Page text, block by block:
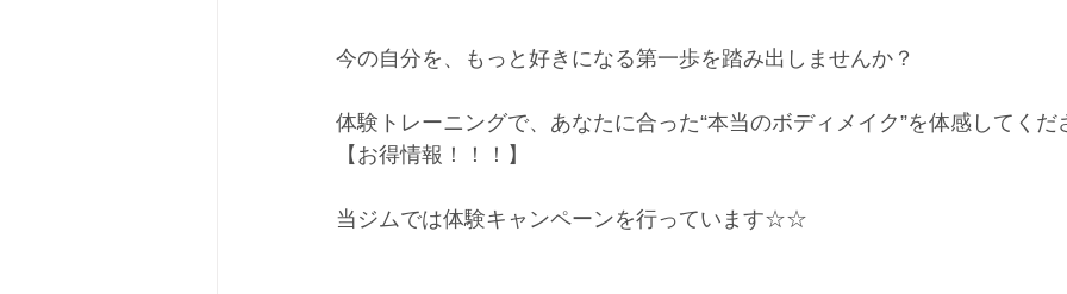
今の自分を、もっと好きになる第一歩を踏み出しませんか？
体験トレーニングで、あなたに合った“本当のボディメイク”を体感してくだ
【お得情報！！！】
当ジムでは体験キャンペーンを行っています☆☆